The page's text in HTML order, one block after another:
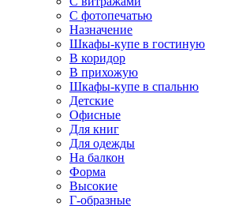
С фотопечатью
Назначение
Шкафы-купе в гостиную
В коридор
В прихожую
Шкафы-купе в спальню
Детские
Офисные
Для книг
Для одежды
На балкон
Форма
Высокие
Г-образные